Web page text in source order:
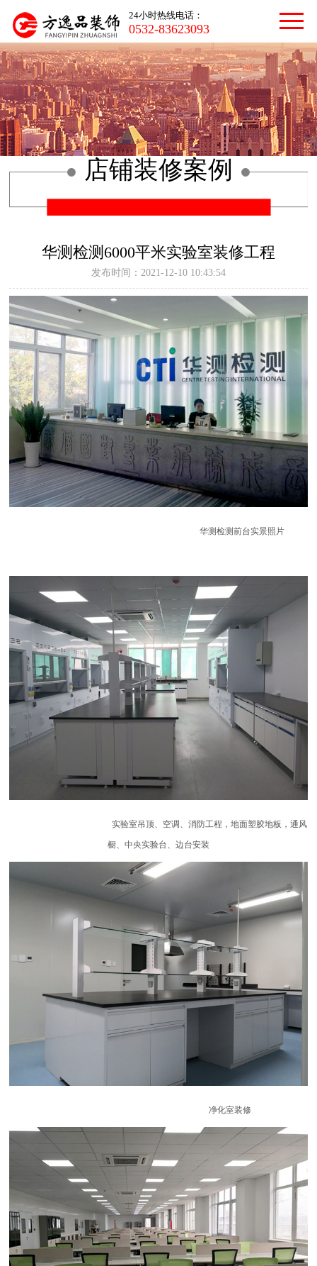
24小时热线电话：
0532-83623093
店铺装修案例
华测检测6000平米实验室装修工程
发布时间：2021-12-10 10:43:54
华测检测前台实景照片
实验室吊顶、空调、消防工程，地面塑胶地板，通风
橱、中央实验台、边台安装
净化室装修